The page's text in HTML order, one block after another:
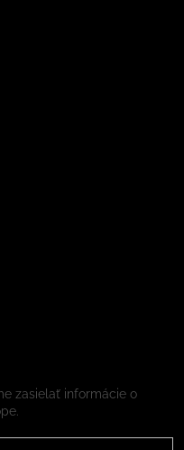
zasielať informácie o